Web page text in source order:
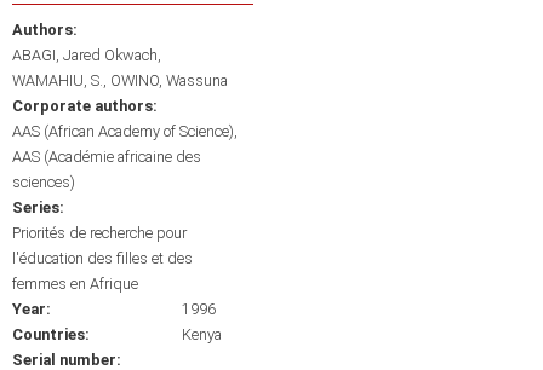
Authors:
ABAGI, Jared Okwach
WAMAHIU, S. OWINO, Wassuna
Corporate authors:
AAS (African Academy of Science)
AAS (Académie africaine des
sciences)
Series:
Priorités de recherche pour
l'éducation des filles et des
femmes en Afrique
Year:
1996
Countries:
Kenya
Serial number: